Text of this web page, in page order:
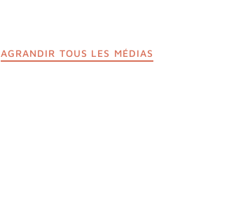
AGRANDIR TOUS LES MÉDIAS